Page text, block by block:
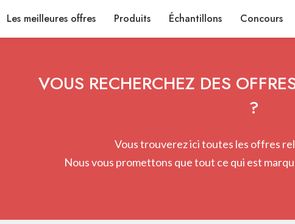
Les meilleures offres Produits Échantillons Concours
VOUS RECHERCHEZ DES
?
Vous trouverez ici toutes les offres
Nous vous promettons que tout ce qui est